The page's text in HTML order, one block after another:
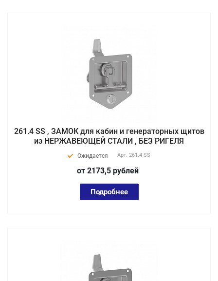
261.4 SS , ЗАМОК для кабин и генераторных щитов
из НЕРЖАВЕЮЩЕЙ СТАЛИ , БЕЗ РИГЕЛЯ
Ожидается Арт. 261.4 SS
от 2173,5 рублей
Подробнее